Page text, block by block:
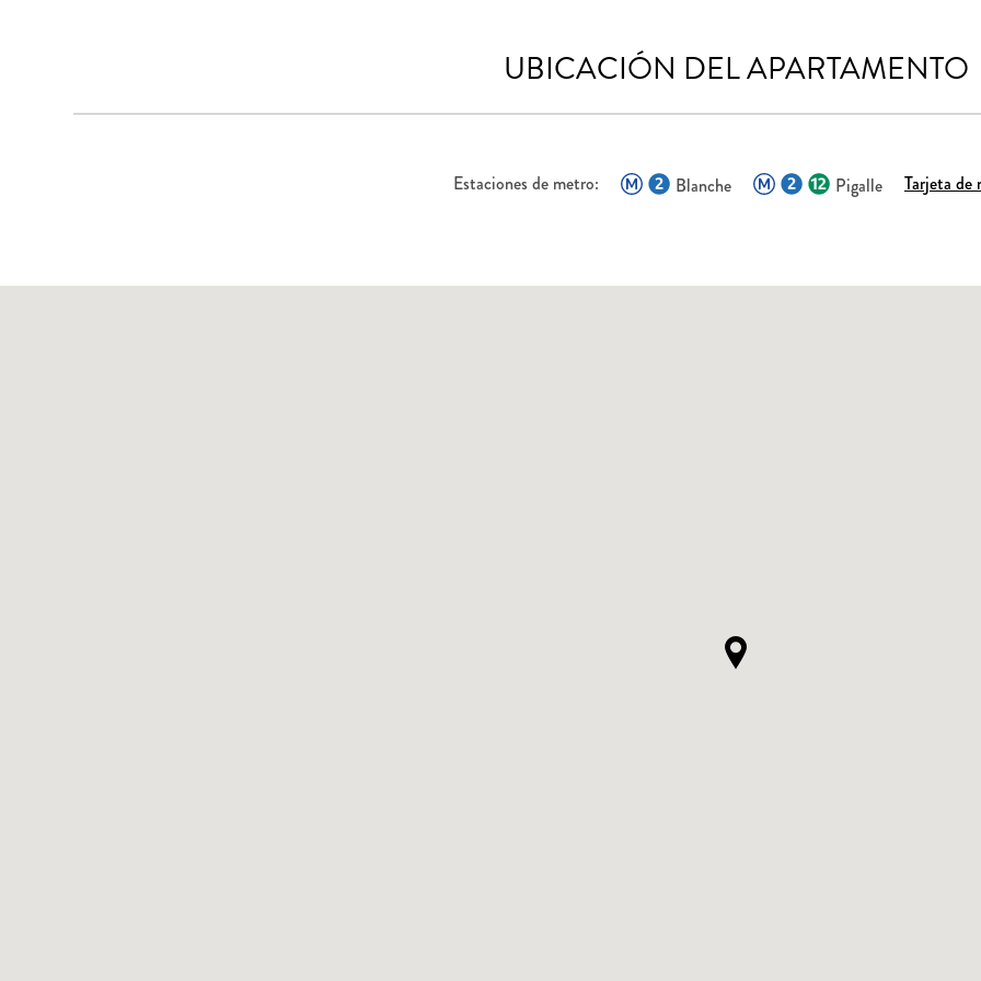
UBICACIÓN DEL APARTAMENTO
Estaciones de metro: Blanche Pigalle Tarjeta de